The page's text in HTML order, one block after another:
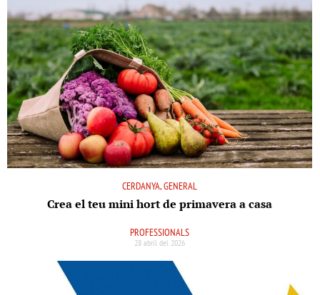
CERDANYA, GENERAL
Crea el teu mini hort de primavera a casa
PROFESSIONALS
28 abril del 2026